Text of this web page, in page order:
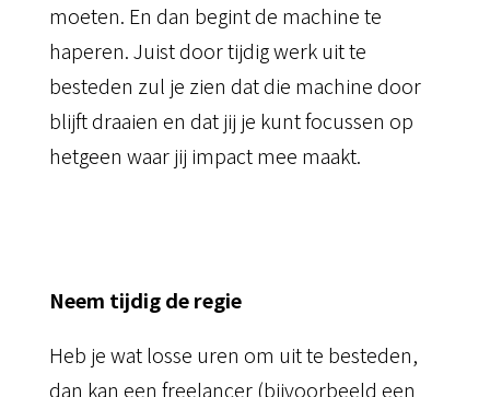
moeten. En dan begint de machine te
haperen. Juist door tijdig werk uit te
besteden zul je zien dat die machine door
blijft draaien en dat jij je kunt focussen op
hetgeen waar jij impact mee maakt.
Neem tijdig de regie
Heb je wat losse uren om uit te besteden,
dan kan een freelancer (bijvoorbeeld een